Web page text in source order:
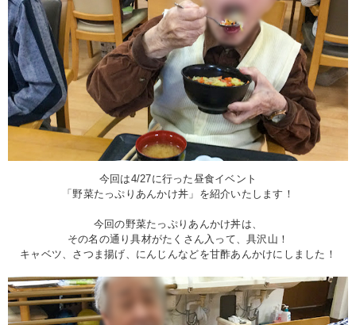
今回は4/27に行った昼食イベント
「野菜たっぷりあんかけ丼」を紹介いたします！
今回の野菜たっぷりあんかけ丼は、
その名の通り具材がたくさん入って、具沢山！
キャベツ、さつま揚げ、にんじんなどを甘酢あんかけにしました！